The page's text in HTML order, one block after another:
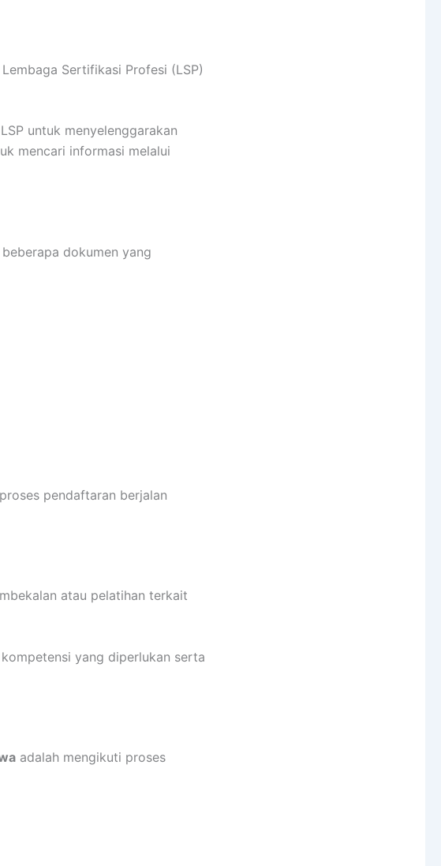
Sertifikasi Profesi (LSP)
untuk menyelenggarakan
mencari informasi melalui
dokumen yang
pendaftaran berjalan
atau pelatihan terkait
yang diperlukan serta
adalah mengikuti proses